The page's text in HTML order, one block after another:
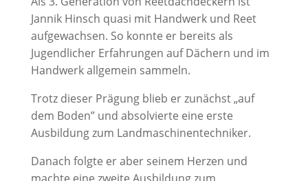
Jannik Hinsch quasi mit Handwerk und Reet
aufgewachsen. So konnte er bereits als
Jugendlicher Erfahrungen auf Dächern und im
Handwerk allgemein sammeln.
Trotz dieser Prägung blieb er zunächst „auf
dem Boden” und absolvierte eine erste
Ausbildung zum Landmaschinentechniker.
Danach folgte er aber seinem Herzen und